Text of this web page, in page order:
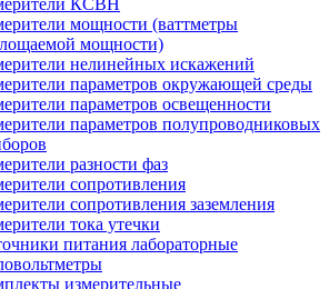
КСВН
мощности (ваттметры
мощности)
нелинейных искажений
параметров окружающей среды
параметров освещенности
параметров полупроводниковых
разности фаз
сопротивления
сопротивления заземления
тока утечки
питания лабораторные
измерительные